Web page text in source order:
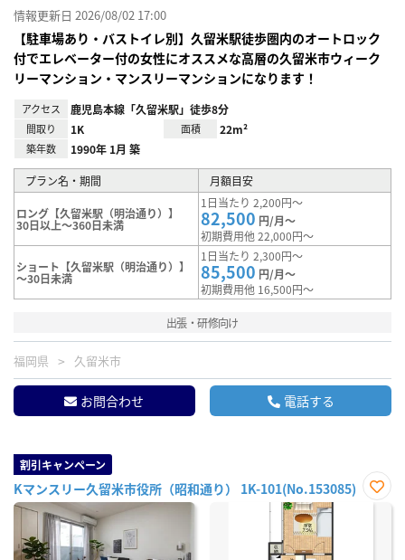
情報更新日 2026/08/02 17:00
【駐車場あり・バストイレ別】久留米駅徒歩圏内のオートロック
付でエレベーター付の女性にオススメな高層の久留米市ウィーク
リーマンション・マンスリーマンションになります！
アクセス 鹿児島本線「久留米駅」徒歩8分
間取り 1K 面積 22m²
築年数 1990年 1月 築
プラン名・期間 月額目安
ロング【久留米駅（明治通り）】
30日以上～360日未満
1日当たり 2,200円～
82,500 円/月～
初期費用他 22,000円～
ショート【久留米駅（明治通り）】
～30日未満
1日当たり 2,300円～
85,500 円/月～
初期費用他 16,500円～
出張・研修向け
福岡県 久留米市
お問合わせ 電話する
割引キャンペーン
Kマンスリー久留米市役所（昭和通り） 1K-101(No.153085)
お気